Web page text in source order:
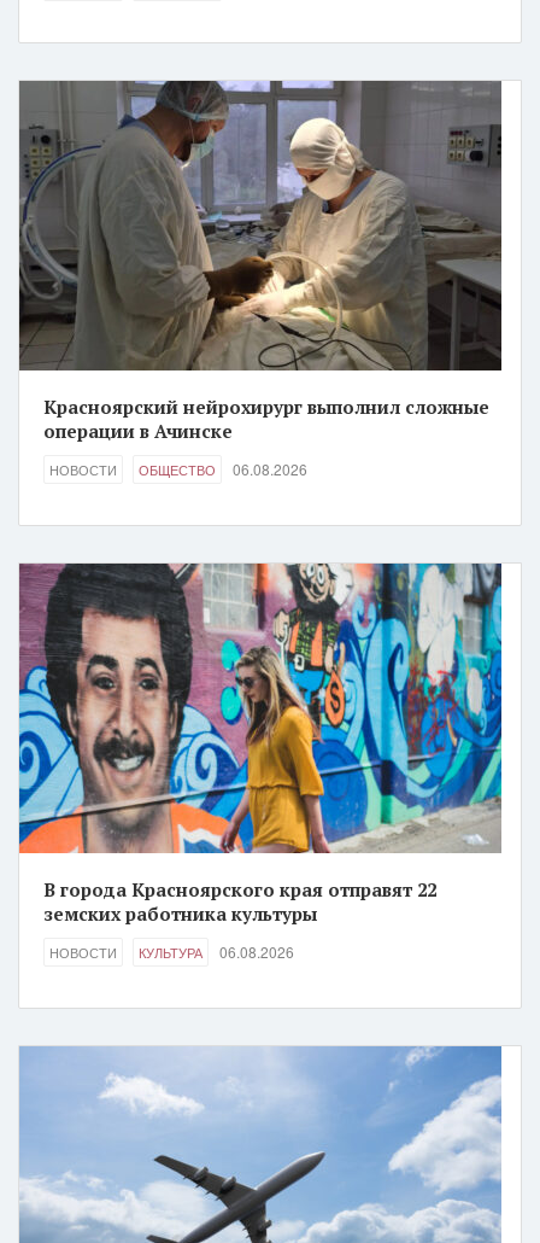
Красноярский нейрохирург выполнил сложные
операции в Ачинске
НОВОСТИ ОБЩЕСТВО 06.08.2026
В города Красноярского края отправят 22
земских работника культуры
НОВОСТИ КУЛЬТУРА 06.08.2026